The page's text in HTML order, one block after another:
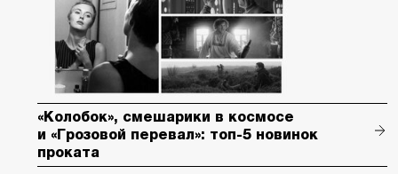
«Колобок», смешарики в космосе
и «Грозовой перевал»: топ-5 новинок
проката